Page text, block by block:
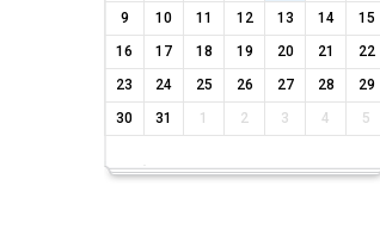
9
10 11 12 13 14
15
16
17 18 19 20 21
22
23
24 25 26 27 28
29
30
31 1 2 3 4 5